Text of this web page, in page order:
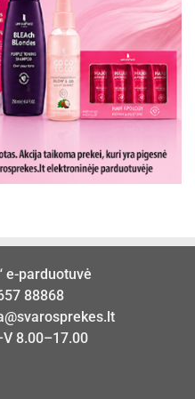
e-parduotuvė
88868
8.00–17.00